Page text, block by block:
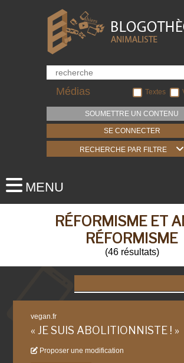
Médias Textes
SOUMETTRE UN CONTENU
SE CONNECTER
RECHERCHE PAR FILTRE
RÉFORMISME ET
RÉFORMISME
(46résultats)
vegan.fr
« JE SUIS ABOLITIONNISTE ! »
Proposer une modification